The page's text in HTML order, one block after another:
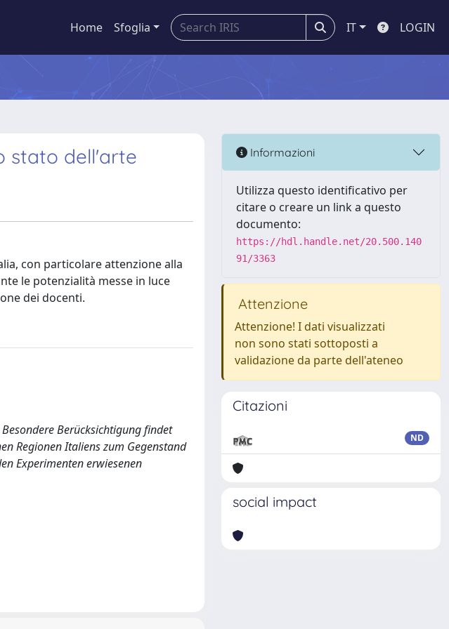
Home Sfoglia IT LOGIN
stato dell'arte
con particolare attenzione alla
le potenzialità messe in luce
dei docenti.
Berücksichtigung findet
Regionen Italiens zum Gegenstand
Experimenten erwiesenen
Informazioni
Utilizza questo identificativo per
citare o creare un link a questo
documento:
https://hdl.handle.net/20.500.140
91/3363
Attenzione
Attenzione! I dati visualizzati
non sono stati sottoposti a
validazione da parte dell'ateneo
Citazioni
ND
social impact